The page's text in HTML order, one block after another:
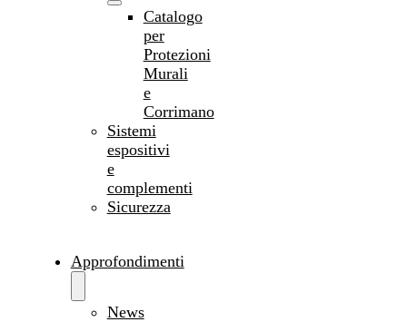
Catalogo
per
Protezioni
Murali
e
Corrimano
Sistemi
espositivi
e
complementi
Sicurezza
Approfondimenti
News